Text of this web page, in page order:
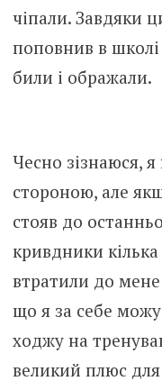
чіпали. Завдяки
поповнив в
били і ображали.
Чесно зізнаюся,
стороною, але
стояв до
кривдники
втратили до мене
що я за себе
ходжу на
великий плюс